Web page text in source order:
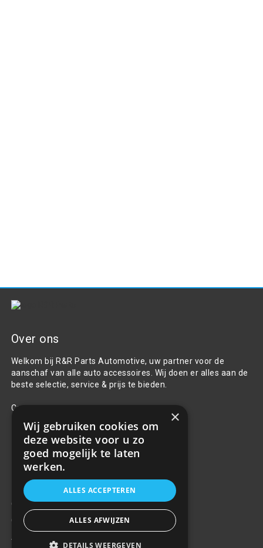
Over ons
Welkom bij R&R Parts Automotive, uw partner voor de
aanschaf van alle auto accessoires. Wij doen er alles aan de
beste selectie, service & prijs te bieden.
Contact
+31(0)85 486 83 17
info@rrparts.nl
Klantenservice
Over ons
Contact
Algemene voorwaarden
×
Wij gebruiken cookies om
deze website voor u zo
goed mogelijk te laten
werken.
ALLES ACCEPTEREN
ALLES AFWIJZEN
DETAILS WEERGEVEN